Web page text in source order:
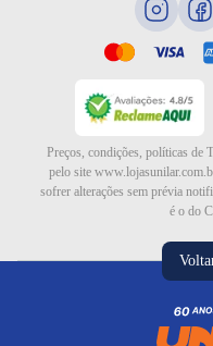
Preços, condições, políticas de
pelo site
sofrer alterações sem prévia
é o do